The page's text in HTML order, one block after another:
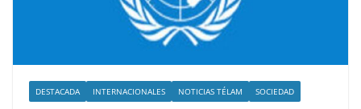
DESTACADA INTERNACIONALES NOTICIAS TÉLAM SOCIEDAD